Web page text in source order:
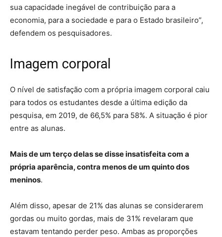
sua capacidade inegável de contribuição para a
economia, para a sociedade e para o Estado brasileiro”,
defendem os pesquisadores.
Imagem corporal
O nível de satisfação com a própria imagem corporal caiu
para todos os estudantes desde a última edição da
pesquisa, em 2019, de 66,5% para 58%. A situação é pior
entre as alunas.
Mais de um terço delas se disse insatisfeita com a
própria aparência, contra menos de um quinto dos
meninos.
Além disso, apesar de 21% das alunas se considerarem
gordas ou muito gordas, mais de 31% revelaram que
estavam tentando perder peso. Ambas as proporções